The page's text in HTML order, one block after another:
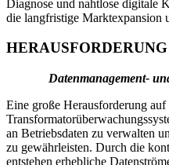
Diagnose und nahtlose digitale
die langfristige Marktexpansion
HERAUSFORDERUNG
Datenmanagement-
Eine große Herausforderung
an Betriebsdaten zu verwalten
zu gewährleisten. Durch die
entstehen erhebliche